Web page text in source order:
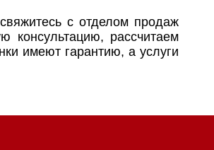
с отделом продаж
рассчитаем
имеют гарантию, а услуги